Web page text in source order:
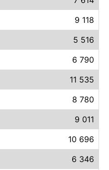
9 118
5 516
6 790
11 535
8 780
9 011
10 696
6 346